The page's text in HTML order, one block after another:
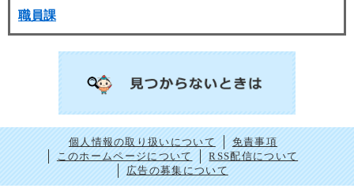
職員課
個人情報の取り扱いについて
免責事項
このホームページについて
RSS配信について
広告の募集について